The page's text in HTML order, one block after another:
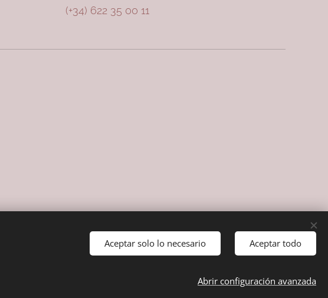
(+34) 622 35 00 11
Aceptar solo lo necesario Aceptar todo
Abrir configuración avanzada